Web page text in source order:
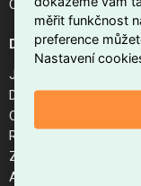
Odhlášení z
Důležité odkazy
Jak nakupovat na
Doprava a platba
Obchodní podmínky
Reklamační řád a
Zásady zpracování
Aktuální ceník
měřit funkčnost
preference
Nastavení